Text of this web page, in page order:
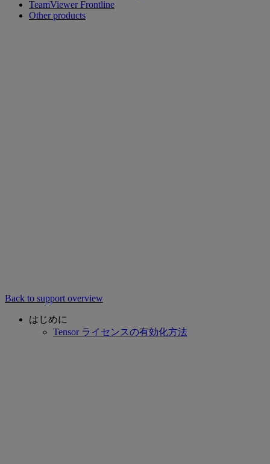
TeamViewer Frontline
Other products
Back to support overview
はじめに
Tensor ライセンスの有効化方法